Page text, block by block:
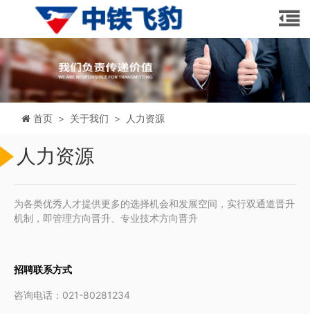
首页 关于我们 人力资源
人力资源
为各类优秀人才提供更多的选择机会和发展空间，实行双通道晋升
机制，即管理方向晋升、专业技术方向晋升
招聘联系方式
咨询电话：021-80281234